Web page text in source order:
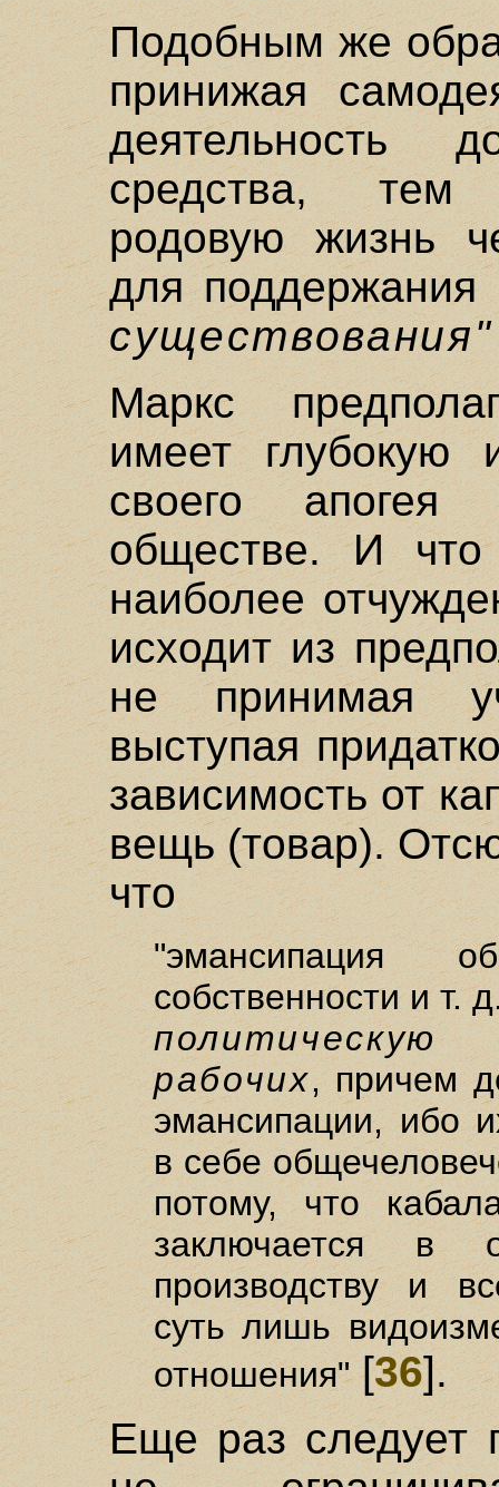
Подобным же
принижая
деятельность
средства,
родовую жизнь
для
существования"
Маркс
имеет глубокую
своего апогея
обществе. И
наиболее
исходит из
не принимая
выступая
зависимость от
вещь (товар).
что
"эмансипация
собственности и т.
политическую
рабочих, причем
эмансипации, ибо
в себе
потому, что
заключается в
производству и
суть лишь
отношения"[36].
Еще раз следует